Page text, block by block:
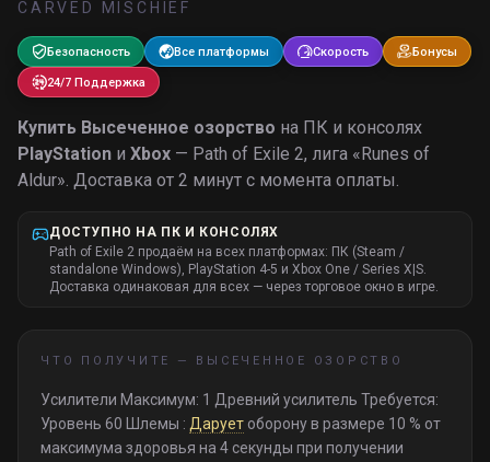
CARVED MISCHIEF
Безопасность Все платформы Скорость Бонусы
24/7 Поддержка
Купить Высеченное озорство на ПК и консолях
PlayStation и Xbox — Path of Exile 2, лига «Runes of
Aldur». Доставка от 2 минут с момента оплаты.
ДОСТУПНО НА ПК И КОНСОЛЯХ
Path of Exile 2 продаём на всех платформах: ПК (Steam /
standalone Windows), PlayStation 4-5 и Xbox One / Series X|S.
Доставка одинаковая для всех — через торговое окно в игре.
ЧТО ПОЛУЧИТЕ — ВЫСЕЧЕННОЕ ОЗОРСТВО
Усилители Максимум: 1 Древний усилитель Требуется:
Уровень 60 Шлемы : Дарует оборону в размере 10 % от
максимума здоровья на 4 секунды при получении